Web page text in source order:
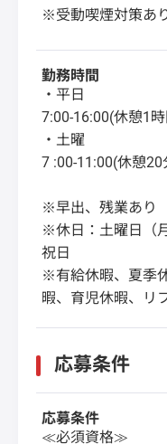
※受動喫煙対策あ
勤務時間
・平日
7:00-16:00(休憩1
・土曜
7 :00-11:00(休憩20
※早出、残業あり
※休日：土曜日（
祝日
※有給休暇、夏季
暇、育児休暇、リ
応募条件
応募条件
≪必須資格≫